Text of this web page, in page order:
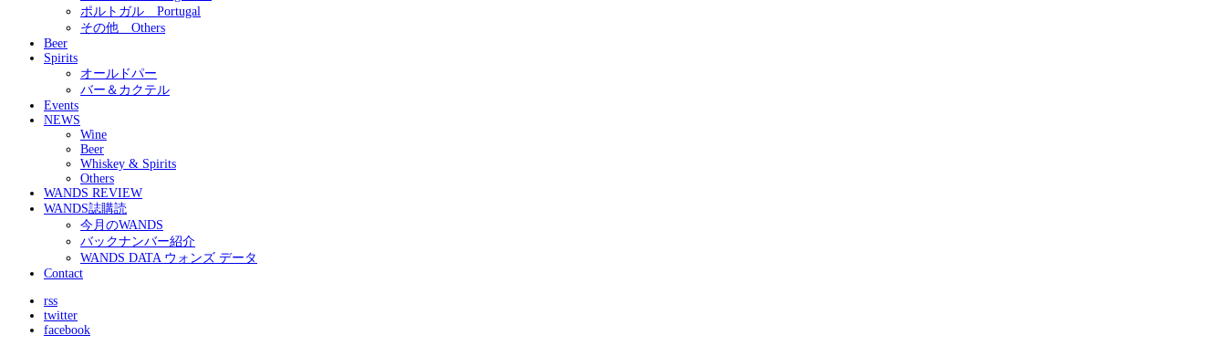
ポルトガル Portugal
その他 Others
Beer
Spirits
オールドパー
バー＆カクテル
Events
NEWS
Wine
Beer
Whiskey & Spirits
Others
WANDS REVIEW
WANDS誌購読
今月のWANDS
バックナンバー紹介
WANDS DATA ウォンズ データ
Contact
rss
twitter
facebook